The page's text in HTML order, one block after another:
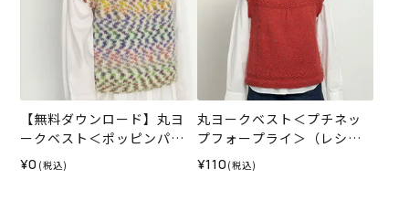
【無料ダウンロード】丸ヨ
ークベスト＜ポッピンパス
テル＞（レシピ）
¥0 (税込)
丸ヨークベスト＜プチネッ
プフォープライ＞（レシ
ピ）
¥110 (税込)